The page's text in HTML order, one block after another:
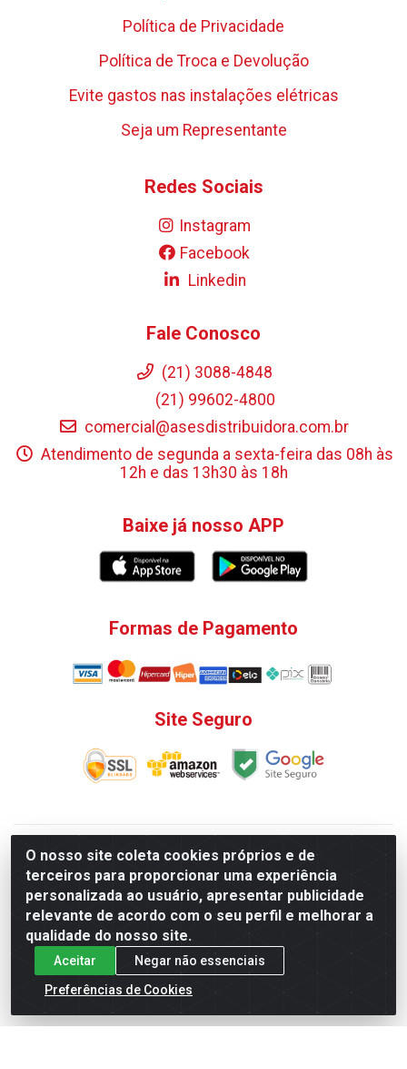
O nosso site coleta cookies próprios e de
terceiros para proporcionar uma experiência
personalizada ao usuário, apresentar publicidade
relevante de acordo com o seu perfil e melhorar a
qualidade do nosso site.
Aceitar
Negar não essenciais
Preferências de Cookies
Política de Privacidade
Política de Troca e Devolução
Evite gastos nas instalações elétricas
Seja um Representante
Redes Sociais
Instagram
Facebook
Linkedin
Fale Conosco
(21) 3088-4848
(21) 99602-4800
comercial@asesdistribuidora.com.br
Atendimento de segunda a sexta-feira das 08h às
12h e das 13h30 às 18h
Baixe já nosso APP
Formas de Pagamento
Site Seguro
V. C. Ferragens LTDA - Rua do Matoso, 132 - Praça da
Bandeira, Rio de Janeiro/ RJ - CEP 20.270-135 - CNPJ
12.324.723/0001-25
Todas as regras de promoções, descontos, preços e prazos
de pagamento e entrega expostos aqui são válidos apenas
para compras via internet. Preços e estoque sujeito a
alterações sem aviso prévio.